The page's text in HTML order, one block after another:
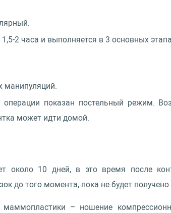
2 часа и выполняется в 3 основных
манипуляций.
показан постельный режим.
может идти домой.
около 10 дней, в это время после
до того момента, пока не будет
– ношение